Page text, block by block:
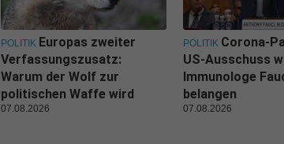
POLITIK Europas zweiter
Verfassungszusatz:
Warum der Wolf zur
politischen Waffe wird
07.08.2026
POLITIK Corona-
US-Ausschuss
Immunologe
belangen
07.08.2026